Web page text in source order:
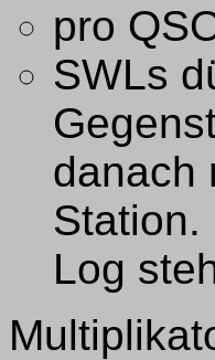
pro
SWLs
danach
Station.
Log